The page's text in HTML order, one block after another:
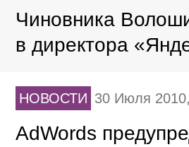
Чиновника
в директора
НОВОСТИ 30 Июля 2010,
AdWords